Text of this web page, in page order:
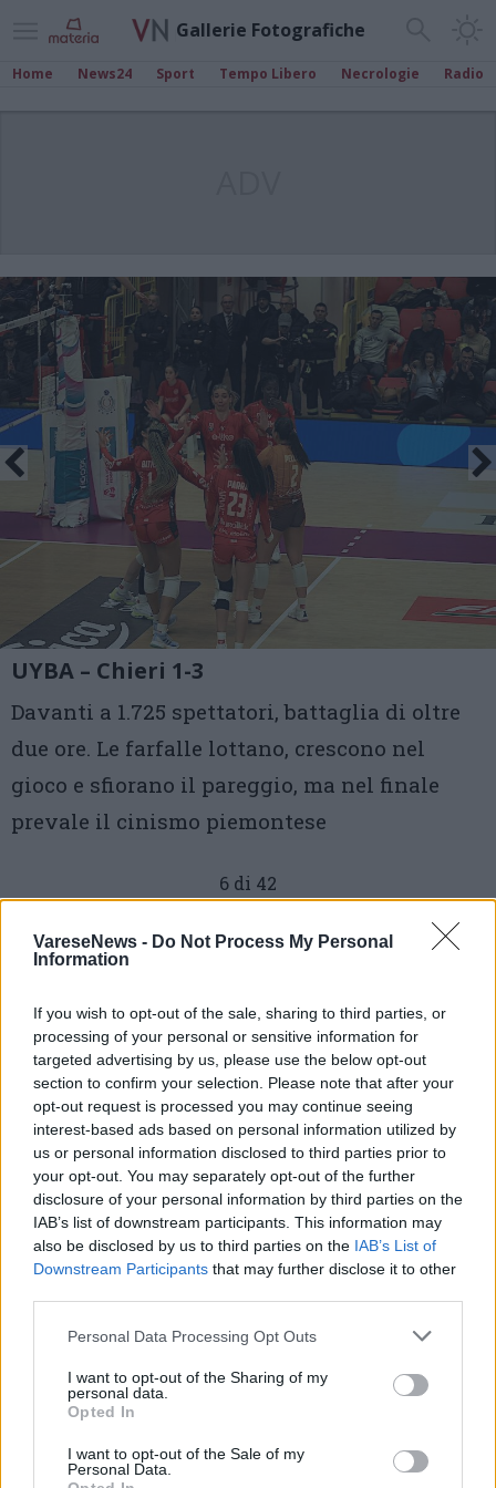
VareseNews - Do Not Process My Personal
Information
If you wish to opt-out of the sale, sharing to third parties, or
processing of your personal or sensitive information for
targeted advertising by us, please use the below opt-out
section to confirm your selection. Please note that after your
opt-out request is processed you may continue seeing
interest-based ads based on personal information utilized by
us or personal information disclosed to third parties prior to
your opt-out. You may separately opt-out of the further
disclosure of your personal information by third parties on the
IAB’s list of downstream participants. This information may
also be disclosed by us to third parties on the IAB’s List of
Downstream Participants that may further disclose it to other
Personal Data Processing Opt Outs
I want to opt-out of the Sharing of my
personal data.
Opted In
I want to opt-out of the Sale of my
Personal Data.
Gallerie Fotografiche
Home News24 Sport Tempo Libero Necrologie Radio
UYBA – Chieri 1-3
Davanti a 1.725 spettatori, battaglia di oltre
due ore. Le farfalle lottano, crescono nel
gioco e sfiorano il pareggio, ma nel finale
prevale il cinismo piemontese
6 di 42
uyba Busto Arsizio
Leggi l'articolo:
Boxing Day amaro alla e-work Arena: Chieri passa 3-1, ma
la UYBA esce tra gli applausi
ADV
Commenti